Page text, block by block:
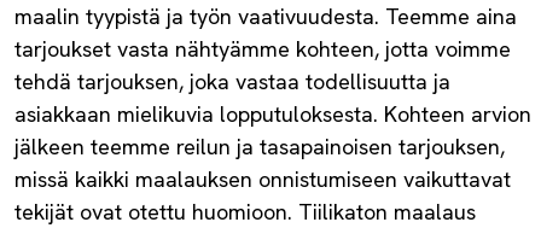
maalin tyypistä ja työn vaativuudesta. Teemme aina
tarjoukset vasta nähtyämme kohteen, jotta voimme
tehdä tarjouksen, joka vastaa todellisuutta ja
asiakkaan mielikuvia lopputuloksesta. Kohteen arvion
jälkeen teemme reilun ja tasapainoisen tarjouksen,
missä kaikki maalauksen onnistumiseen vaikuttavat
tekijät ovat otettu huomioon. Tiilikaton maalaus